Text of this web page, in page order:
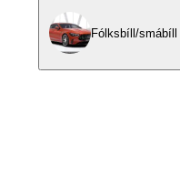
Fólksbíll/smábíll